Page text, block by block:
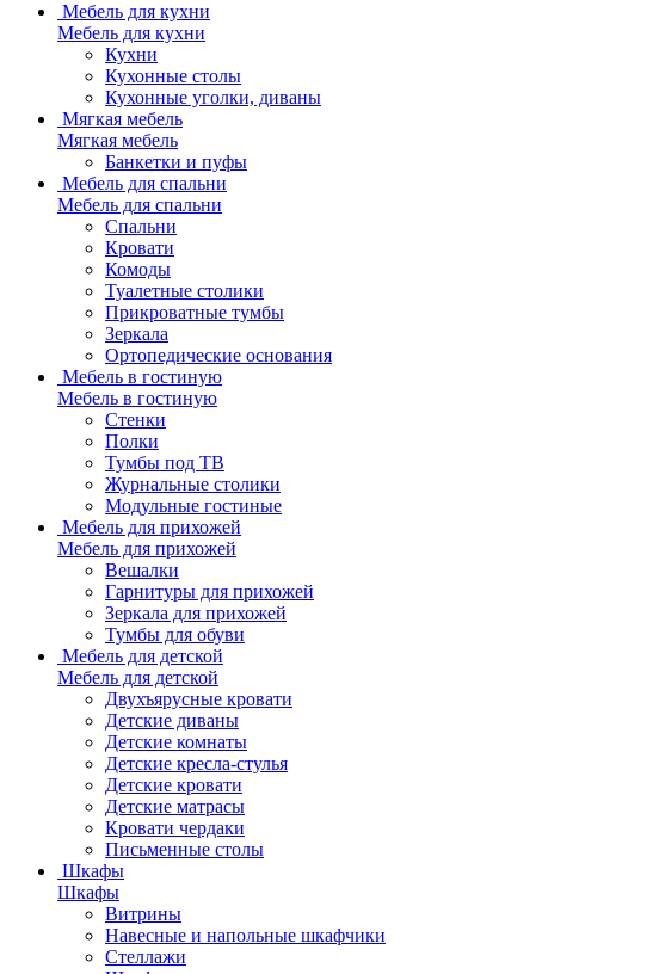
Мебель для кухни
Мебель для кухни
Кухни
Кухонные столы
Кухонные уголки, диваны
Мягкая мебель
Мягкая мебель
Банкетки и пуфы
Мебель для спальни
Мебель для спальни
Спальни
Кровати
Комоды
Туалетные столики
Прикроватные тумбы
Зеркала
Ортопедические основания
Мебель в гостиную
Мебель в гостиную
Стенки
Полки
Тумбы под ТВ
Журнальные столики
Модульные гостиные
Мебель для прихожей
Мебель для прихожей
Вешалки
Гарнитуры для прихожей
Зеркала для прихожей
Тумбы для обуви
Мебель для детской
Мебель для детской
Двухъярусные кровати
Детские диваны
Детские комнаты
Детские кресла-стулья
Детские кровати
Детские матрасы
Кровати чердаки
Письменные столы
Шкафы
Шкафы
Витрины
Навесные и напольные шкафчики
Стеллажи